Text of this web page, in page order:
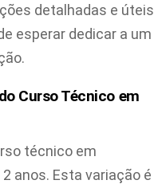
detalhadas e úteis
esperar dedicar a um
Curso Técnico em
técnico em
anos. Esta variação é